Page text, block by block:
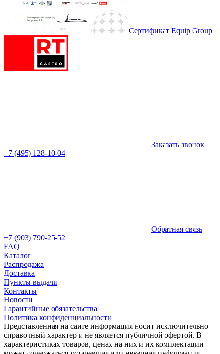
Сертификат Equip Group
Заказать звонок
+7 (495) 128-10-04
Обратная связь
+7 (903) 790-25-52
FAQ
Каталог
Распродажа
Доставка
Пункты выдачи
Контакты
Новости
Гарантийные обязательства
Политика конфиденциальности
Представленная на сайте информация носит исключительно
справочный характер и не является публичной офертой. В
характеристиках товаров, ценах на них и их комплектации